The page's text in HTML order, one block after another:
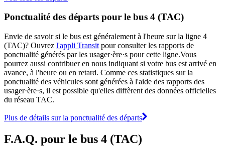
Ponctualité des départs pour le bus 4 (TAC)
Envie de savoir si le bus est généralement à l'heure sur la ligne 4
(TAC)? Ouvrez l'appli Transit pour consulter les rapports de
ponctualité générés par les usager·ère·s pour cette ligne.Vous
pourrez aussi contribuer en nous indiquant si votre bus est arrivé en
avance, à l'heure ou en retard. Comme ces statistiques sur la
ponctualité des véhicules sont générées à l'aide des rapports des
usager·ère·s, il est possible qu'elles diffèrent des données officielles
du réseau TAC.
Plus de détails sur la ponctualité des départs
F.A.Q. pour le bus 4 (TAC)